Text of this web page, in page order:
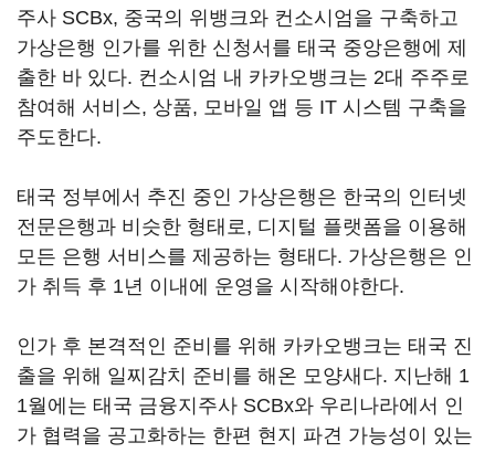
주사 SCBx, 중국의 위뱅크와 컨소시엄을 구축하고
가상은행 인가를 위한 신청서를 태국 중앙은행에 제
출한 바 있다. 컨소시엄 내 카카오뱅크는 2대 주주로
참여해 서비스, 상품, 모바일 앱 등 IT 시스템 구축을
주도한다.
태국 정부에서 추진 중인 가상은행은 한국의 인터넷
전문은행과 비슷한 형태로, 디지털 플랫폼을 이용해
모든 은행 서비스를 제공하는 형태다. 가상은행은 인
가 취득 후 1년 이내에 운영을 시작해야한다.
인가 후 본격적인 준비를 위해 카카오뱅크는 태국 진
출을 위해 일찌감치 준비를 해온 모양새다. 지난해 1
1월에는 태국 금융지주사 SCBx와 우리나라에서 인
가 협력을 공고화하는 한편 현지 파견 가능성이 있는